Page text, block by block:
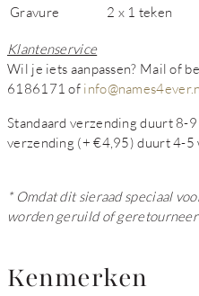
Gravure
2 x 1 teken
Klantenservice
Wil je iets aanpassen? Mail of
6186171 of
Standaard verzending duurt 8-
verzending (+ €4,95) duurt 4-5
* Omdat dit sieraad speciaal
worden geruild of
Kenmerken